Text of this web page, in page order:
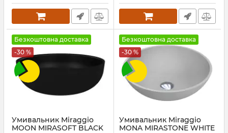
Безкоштовна доставка
-30 %
Умивальник Miraggio
MOON MIRASOFT BLACK
Безкоштовна доставка
-30 %
Умивальник Miraggio
MONA MIRASTONE WHITE